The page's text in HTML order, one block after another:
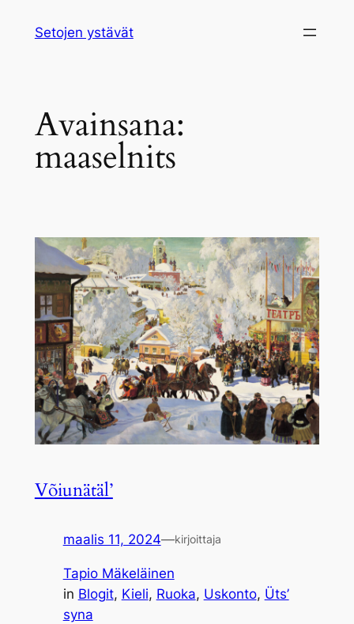
sisältöön
Setojen ystävät
Avainsana:
maaselnits
Võiunätäl’
maalis 11, 2024—kirjoittaja
Tapio Mäkeläinen
in Blogit, Kieli, Ruoka, Uskonto, Üts’
syna